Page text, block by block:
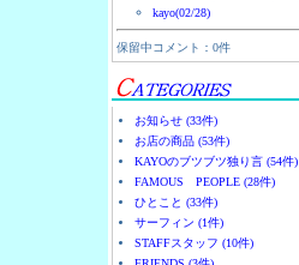
kayo(02/28)
保留中コメント：0件
お知らせ (33件)
お店の商品 (53件)
KAYOのブツブツ独り言 (54件)
FAMOUS PEOPLE (28件)
ひとこと (33件)
サーフィン (1件)
STAFFスタッフ (10件)